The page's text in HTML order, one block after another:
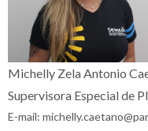
Michelly Zela Antonio
Supervisora Especial de
E-mail: